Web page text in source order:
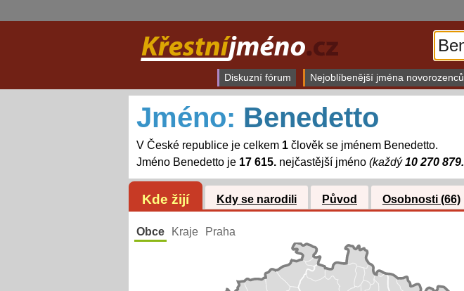
Diskuzní fórum Nejoblíbenější jména novorozenců
Jméno: Benedetto
V České republice je celkem 1člověk se jménem Benedetto.
Jméno Benedetto je 17 615.nejčastější jméno (každý10 270 879.
Kde žijí Kdy se narodili Původ Osobnosti (66)
Obce Kraje Praha